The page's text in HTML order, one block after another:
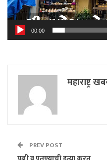
00:00
महाराष्ट्र
PREV POST